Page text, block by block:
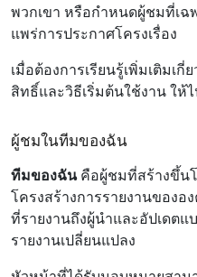
พวกเขา หรือกําหนดผู้ชมที่เฉ
แพร่การประกาศโครงเรื่อง
เมื่อต้องการเรียนรู้เพิ่มเติมเ
สิทธิ์และวิธีเริ่มต้นใช้งาน ให้
ผู้ชมในทีมของฉัน
ทีมของฉันคือผู้ชมที่สร้างขึ้น
โครงสร้างการรายงานของ
ที่รายงานถึงผู้นําและอัปเดต
รายงานเปลี่ยนแปลง